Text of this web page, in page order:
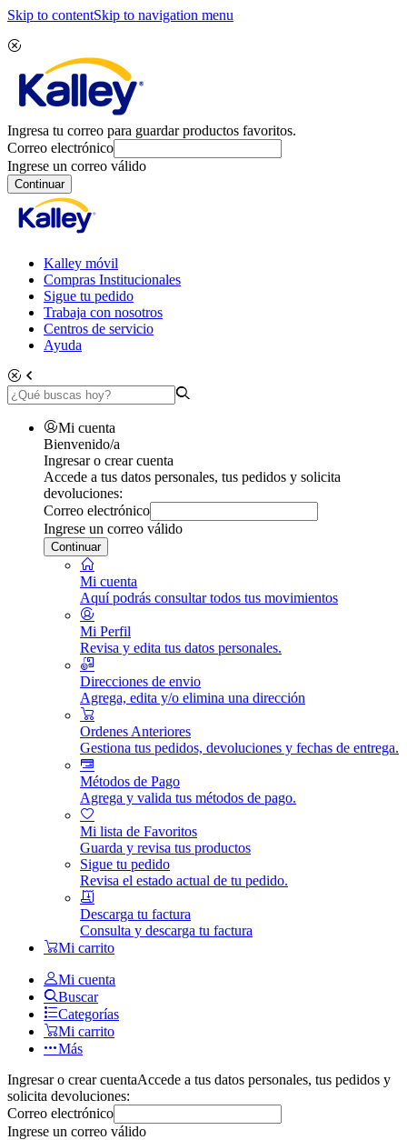
Skip to contentSkip to navigation menu
Ingresa tu correo para guardar productos favoritos.
Correo electrónico
Ingrese un correo válido
Continuar
Kalley móvil
Compras Institucionales
Sigue tu pedido
Trabaja con nosotros
Centros de servicio
Ayuda
Mi cuenta
Bienvenido/a
Ingresar o crear cuenta
Accede a tus datos personales, tus pedidos y solicita
devoluciones:
Correo electrónico
Ingrese un correo válido
Continuar
Mi cuenta
Aquí podrás consultar todos tus movimientos
Mi Perfil
Revisa y edita tus datos personales.
Direcciones de envio
Agrega, edita y/o elimina una dirección
Ordenes Anteriores
Gestiona tus pedidos, devoluciones y fechas de entrega.
Métodos de Pago
Agrega y valida tus métodos de pago.
Mi lista de Favoritos
Guarda y revisa tus productos
Sigue tu pedido
Revisa el estado actual de tu pedido.
Descarga tu factura
Consulta y descarga tu factura
Mi carrito
Mi cuenta
Buscar
Categorías
Mi carrito
Más
Ingresar o crear cuentaAccede a tus datos personales, tus pedidos y
solicita devoluciones:
Correo electrónico
Ingrese un correo válido